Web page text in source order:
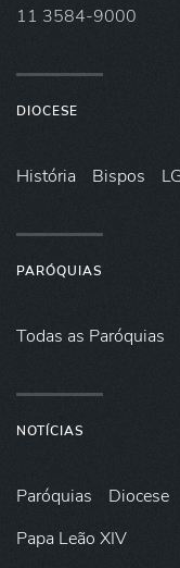
11 3584-9000
DIOCESE
História Bispos
PARÓQUIAS
Todas as Paróquias
NOTÍCIAS
Paróquias Diocese
Papa Leão XIV